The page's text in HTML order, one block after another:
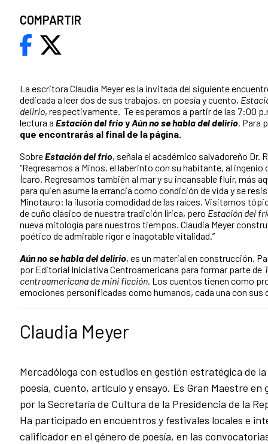
La escritora Claudia Meyer es la invitada del siguiente
dedicada a leer dos de sus trabajos, en poesía y cuento,
delirio, respectivamente. Te esperamos a partir de las 7:00
lectura a Estación del fríoyAún no se habla del delirio. Para
que encontrarás al final de la página.
SobreEstación del frío, señala el académico salvadoreño Dr.
“Regresamos a Minos, el laberinto con su habitante, al ingenio
Ícaro. Regresamos también al mar y su incansable fluir, más
para quien asume la errancia como condición de vida y se
Minotauro: la ilusoria comodidad de las raíces. Visitamos
de cuño clásico de nuestra tradición lírica, pero Estación del
nueva mitología para nuestros tiempos. Claudia Meyer
poético de admirable rigor e inagotable vitalidad.”
Aún no se habla del delirio, es un material en construcción.
por Editorial Iniciativa Centroamericana para formar parte de
centroamericana de mini ficción. Los cuentos tienen como
emociones personificadas como humanos, cada una con sus
Claudia Meyer
Mercadóloga con estudios en gestión estratégica de
poesía, cuento, artículo y ensayo. Es Gran Maestre
por la Secretaría de Cultura de la Presidencia de la
Ha participado en encuentros y festivales locales e
calificador en el género de poesía, en las
COMPARTIR